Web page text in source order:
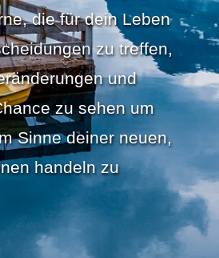
die für dein Leben
zu treffen,
und
zu sehen um
Sinne deiner neuen,
handeln zu